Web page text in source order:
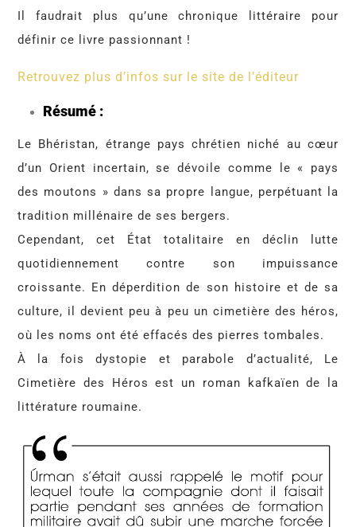
Il faudrait plus qu’une chronique littéraire pour
définir ce livre passionnant !
Retrouvez plus d’infos sur le site de l’éditeur
Résumé :
Le Bhéristan, étrange pays chrétien niché au cœur
d’un Orient incertain, se dévoile comme le « pays
des moutons » dans sa propre langue, perpétuant la
tradition millénaire de ses bergers.
Cependant, cet État totalitaire en déclin lutte
quotidiennement contre son impuissance
croissante. En déperdition de son histoire et de sa
culture, il devient peu à peu un cimetière des héros,
où les noms ont été effacés des pierres tombales.
À la fois dystopie et parabole d’actualité, Le
Cimetière des Héros est un roman kafkaïen de la
littérature roumaine.